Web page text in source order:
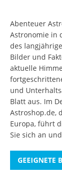
Abenteuer
Astronomie in
des
Bilder und
aktuelle
und
Blatt aus. Im
Astroshop.de,
Europa, führt
Sie sich an
GEEIGNETE